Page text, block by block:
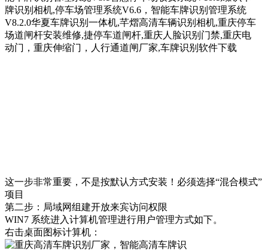
这一步非常重要，不是按默认方式安装！必须选择“混合模式”
项目
第二步：局域网组建开放来宾访问权限
WIN7 系统进入计算机管理进行用户管理方式如下。
右击桌面图标计算机：